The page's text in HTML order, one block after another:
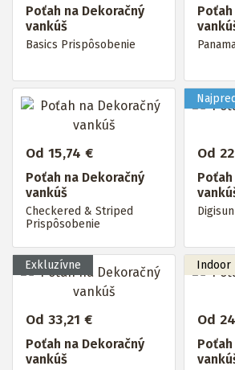
Poťah na Dekoračný
vankúš
Basics Prispôsobenie
Od 15,74 €
Poťah na Dekoračný
vankúš
Checkered & Striped
Prispôsobenie
Od
Od 33,21 €
Poťah na Dekoračný
vankúš
Od